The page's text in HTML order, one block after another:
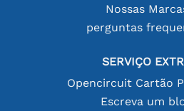
Nossas
perguntas
SERVIÇO
Opencircuit Cartão
Escreva um